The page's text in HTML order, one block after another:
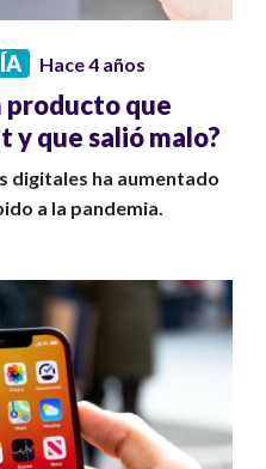
Hace 4 años
producto que
que salió malo?
digitales ha aumentado
a la pandemia.